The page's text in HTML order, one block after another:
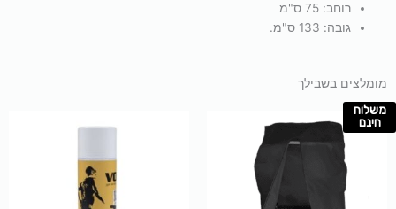
רוחב:75 ס"מ
גובה: 133 ס"מ.
מומלצים בשבילך
משלוח
חינם
למוצר